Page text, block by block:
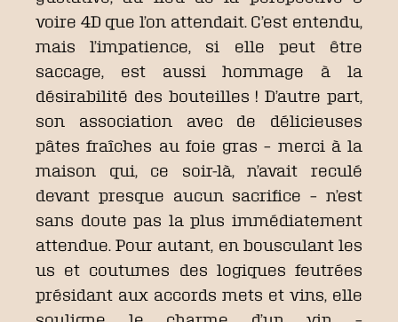
voire 4D que l’on attendait. C’est entendu,
mais l’impatience, si elle peut être
saccage, est aussi hommage à la
désirabilité des bouteilles ! D’autre part,
son association avec de délicieuses
pâtes fraîches au foie gras – merci à la
maison qui, ce soir-là, n’avait reculé
devant presque aucun sacrifice – n’est
sans doute pas la plus immédiatement
attendue. Pour autant, en bousculant les
us et coutumes des logiques feutrées
présidant aux accords mets et vins, elle